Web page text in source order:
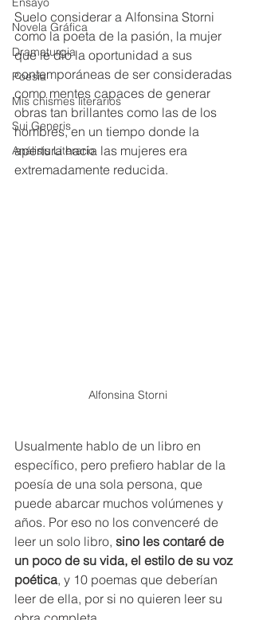
Novela Gráfica
Dramaturgia
Poesía
Mis chismes literarios
Sui Generis
Análisis Literario
Suelo considerar a Alfonsina Storni
como la poeta de la pasión, la mujer
que le dio la oportunidad a sus
contemporáneas de ser consideradas
como mentes capaces de generar
obras tan brillantes como las de los
hombres, en un tiempo donde la
apertura hacia las mujeres era
extremadamente reducida.
Alfonsina Storni
Usualmente hablo de un libro en
específico, pero prefiero hablar de la
poesía de una sola persona, que
puede abarcar muchos volúmenes y
años. Por eso no los convenceré de
leer un solo libro, sino les contaré de
un poco de su vida, el estilo de su voz
poética, y 10 poemas que deberían
leer de ella, por si no quieren leer su